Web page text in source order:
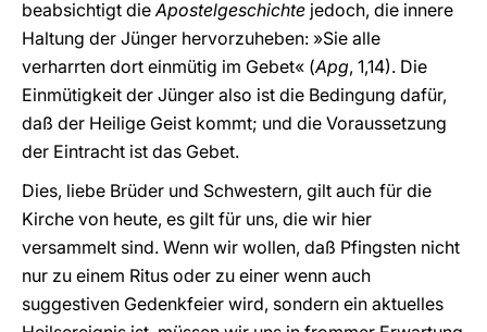
beabsichtigt dieApostelgeschichte jedoch, die innere
Haltung der Jünger hervorzuheben: »Sie alle
verharrten dort einmütig im Gebet« (Apg, 1,14). Die
Einmütigkeit der Jünger also ist die Bedingung dafür,
daß der Heilige Geist kommt; und die Voraussetzung
der Eintracht ist das Gebet.
Dies, liebe Brüder und Schwestern, gilt auch für die
Kirche von heute, es gilt für uns, die wir hier
versammelt sind. Wenn wir wollen, daß Pfingsten nicht
nur zu einem Ritus oder zu einer wenn auch
suggestiven Gedenkfeier wird, sondern ein aktuelles